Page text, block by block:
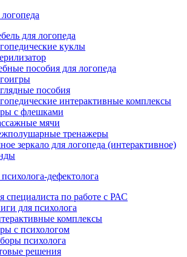
для логопеда
куклы
пособия для логопеда
пособия
интерактивные комплексы
с флешками
мячи
тренажеры
зеркало для логопеда (интерактивное)
дефектолога
специалиста по работе с РАС
для психолога
комплексы
с психологом
психолога
решения